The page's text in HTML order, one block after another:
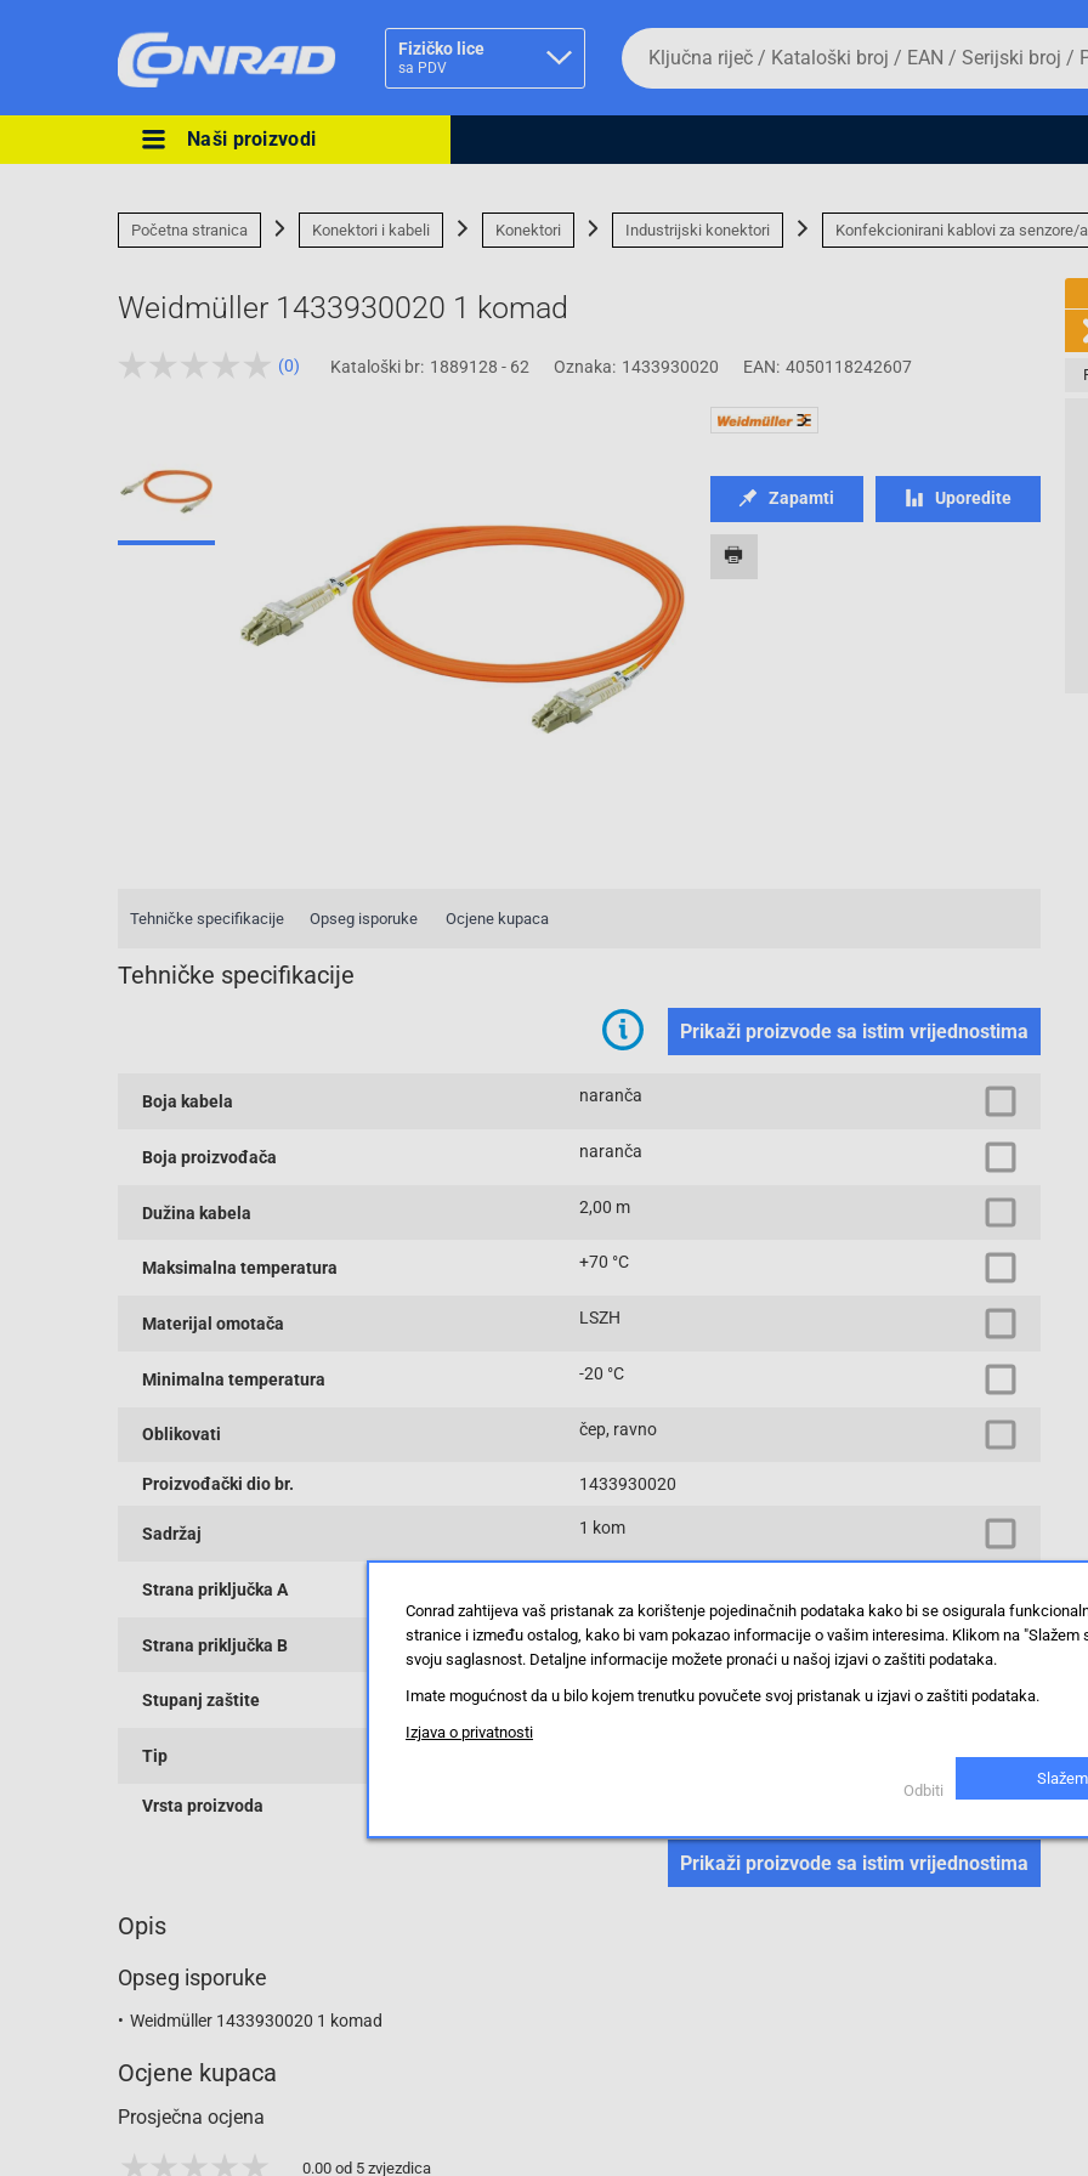
Fizičko lice
sa PDV
Ova postavka prilagođava asortiman proizvoda i
Pravno lice Fizičko lice
Da
biste
potražili
proizvod,
broj,
EAN
Naši proizvodi
Početna stranica Konektori i kabeli Konektori Industrijski konektori Konfekcionirani kablovi za senzore/
Weidmüller 1433930020 1 komad
(0) Kataloški br: 1889128 - 62 Oznaka: 1433930020 EAN: 4050118242607
Zapamti Uporedite
Tehničke specifikacije Opseg isporuke Ocjene kupaca
Tehničke specifikacije
Prikaži proizvode sa istim vrijednostima
Boja kabela naranča
Boja proizvođača naranča
Dužina kabela 2,00 m
Maksimalna temperatura +70 °C
Materijal omotača LSZH
Minimalna temperatura -20 °C
Oblikovati čep, ravno
Proizvođački dio br. 1433930020
Sadržaj 1 kom
Strana priključka A
Strana priključka B LC duplex
Stupanj zaštite IP20
Tip
Vrsta proizvoda Priključak za podatke senzora/aktuatora, sastavljen
Prikaži proizvode sa istim vrijednostima
Opis
Opseg isporuke
Weidmüller 1433930020 1 komad
Ocjene kupaca
Prosječna ocjena
0.00 od 5 zvjezdica
Conrad zahtijeva vaš pristanak za korištenje pojedinačnih podataka kako bi se osigurala
stranice i između ostalog, kako bi vam pokazao informacije o vašim interesima. Klikom na "Slažem
svoju saglasnost. Detaljne informacije možete pronaći u našoj izjavi o zaštiti podataka.
Imate mogućnost da u bilo kojem trenutku povučete svoj pristanak u izjavi o zaštiti podataka.
Izjava o privatnosti
Odbiti